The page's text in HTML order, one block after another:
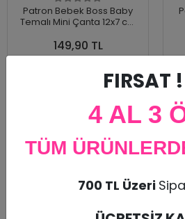
Patron Bebek Boss Baby
Temalı Mini Çanta 12x7 cm
149,90 TL
Sepete EkleFIRSAT
4 AL 3
TÜM
700 TL Üzeri